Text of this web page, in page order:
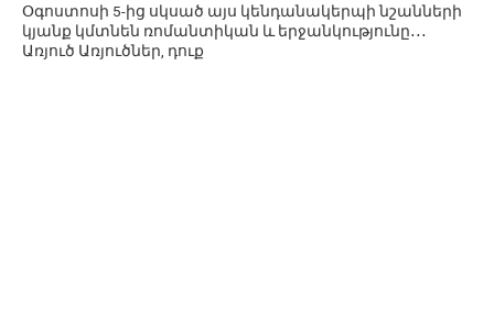
Օգոստոսի 5-ից սկսած այս կենդանակերպի նշանների
կյանք կմտնեն ռոմանտիկան և երջանկությունը․․․
Առյուծ Առյուծներ, դուք